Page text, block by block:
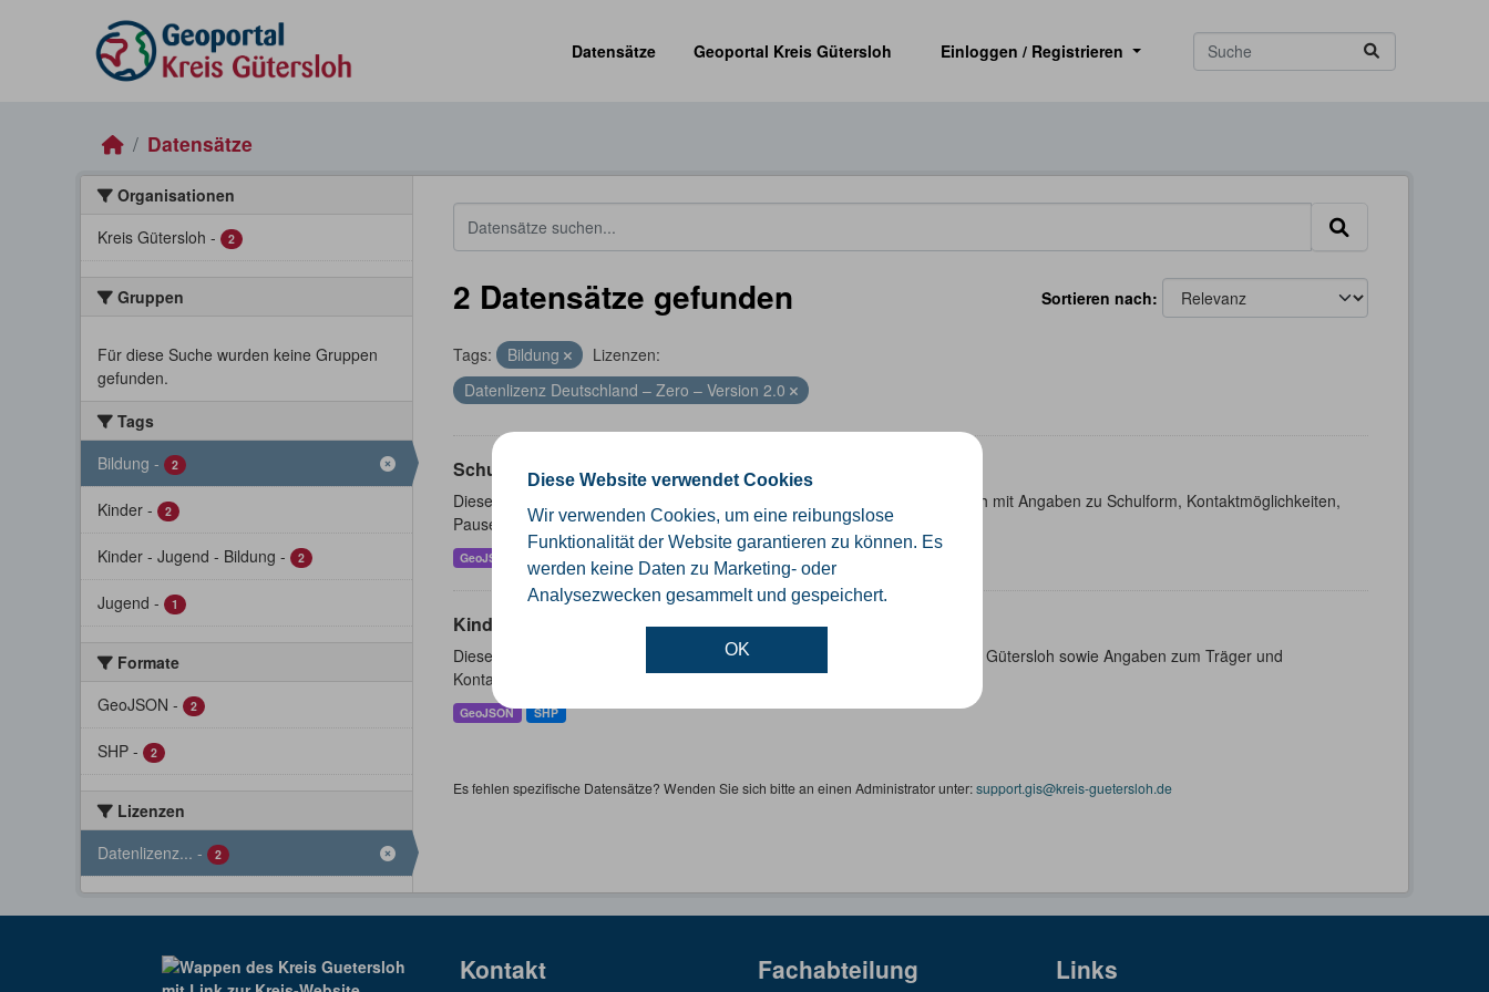
Diese Website verwendet Cookies
Wir verwenden Cookies, um eine reibungslose
Funktionalität der Website garantieren zu können. Es
werden keine Daten zu Marketing- oder
Analysezwecken gesammelt und gespeichert.
OK
Datensätze
Geoportal Kreis Gütersloh Einloggen / Registrieren
Datensätze
Organisationen
Kreis Gütersloh - 2
Gruppen
Für diese Suche wurden keine Gruppen
gefunden.
Tags
Bildung - 2
Kinder - 2
Kinder - Jugend - Bildung - 2
Jugend - 1
Formate
GeoJSON - 2
SHP - 2
Lizenzen
Datenlizenz... - 2
Sortieren nach
2 Datensätze gefunden
Tags: Bildung
Lizenzen:
Datenlizenz Deutschland – Zero – Version 2.0
Schulen
Dieser Datensatz beinhaltet eine Darstellung der Schulen im Kreis Gütersloh mit Angaben zu Schulform, Kontaktmöglichkeiten,
Pausenzeiten und Schulträger.
GeoJSON
Kindertageseinrichtungen
Dieser Datensatz beinhaltet die Darstellung der Kindertagesstätten im Kreis Gütersloh sowie Angaben zum Träger und
Kontaktinformationen.
GeoJSON SHP
Es fehlen spezifische Datensätze? Wenden Sie sich bitte an einen Administrator unter:support.gis@kreis-guetersloh.de
Kontakt Fachabteilung Links